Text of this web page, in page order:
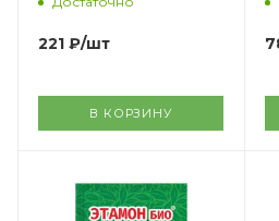
221 ₽/шт
В КОРЗИНУ